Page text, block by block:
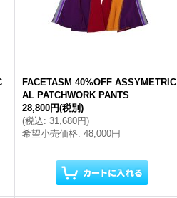
FACETASM 40%OFF ASSYMETRIC
AL PATCHWORK PANTS
28,800円(税別)
(税込: 31,680円)
希望小売価格: 48,000円